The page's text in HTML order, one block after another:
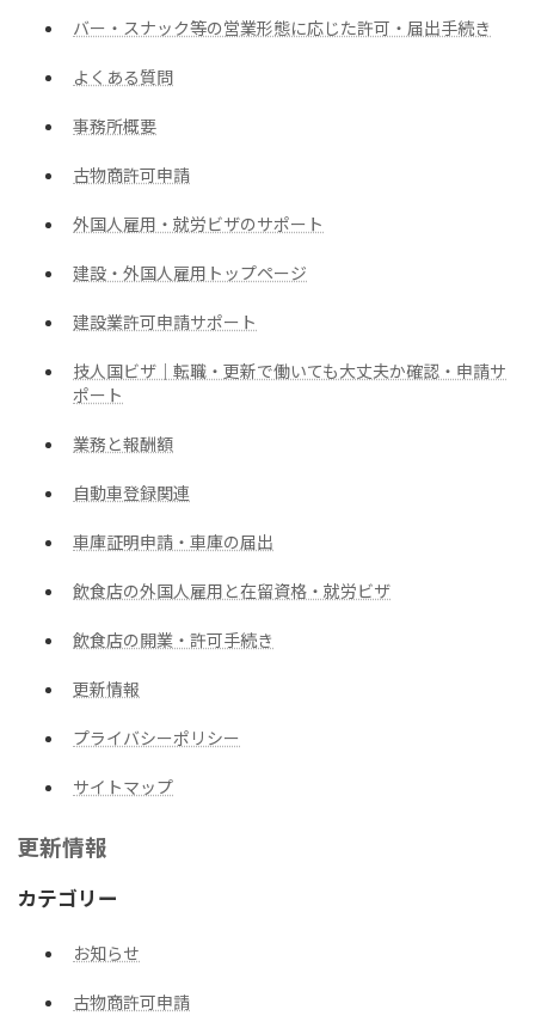
バー・スナック等の営業形態に応じた許可・届出手続き
よくある質問
事務所概要
古物商許可申請
外国人雇用・就労ビザのサポート
建設・外国人雇用トップページ
建設業許可申請サポート
技人国ビザ｜転職・更新で働いても大丈夫か確認・申請サ
ポート
業務と報酬額
自動車登録関連
車庫証明申請・車庫の届出
飲食店の外国人雇用と在留資格・就労ビザ
飲食店の開業・許可手続き
更新情報
プライバシーポリシー
サイトマップ
更新情報
カテゴリー
お知らせ
古物商許可申請